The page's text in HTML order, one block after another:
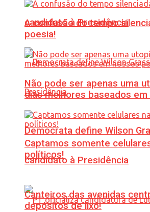
candidato à Presidência
Democrata define Wilson
candidato à Presidência
A confusão do tempo
poesia!
Não pode ser apenas uma
dias melhores baseados
Captamos somente
políticos!
Canteiros das avenidas
depósitos de lixo!